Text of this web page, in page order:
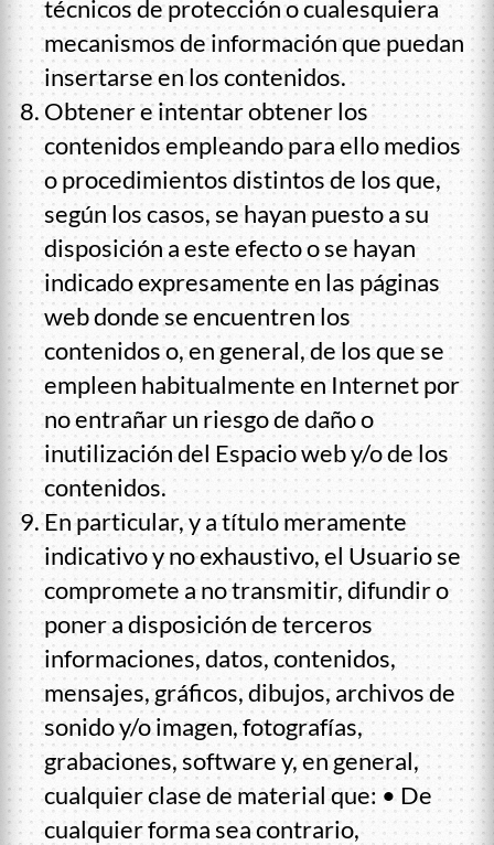
técnicos de protección o cualesquiera
mecanismos de información que puedan
insertarse en los contenidos.
Obtener e intentar obtener los
contenidos empleando para ello medios
o procedimientos distintos de los que,
según los casos, se hayan puesto a su
disposición a este efecto o se hayan
indicado expresamente en las páginas
web donde se encuentren los
contenidos o, en general, de los que se
empleen habitualmente en Internet por
no entrañar un riesgo de daño o
inutilización del Espacio web y/o de los
contenidos.
En particular, y a título meramente
indicativo y no exhaustivo, el Usuario se
compromete a no transmitir, difundir o
poner a disposición de terceros
informaciones, datos, contenidos,
mensajes, gráficos, dibujos, archivos de
sonido y/o imagen, fotografías,
grabaciones, software y, en general,
cualquier clase de material que: • De
cualquier forma sea contrario,